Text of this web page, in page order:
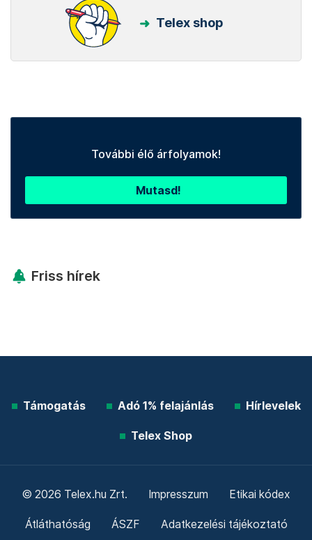
Telex shop
További élő árfolyamok!
Mutasd!
Friss hírek
Támogatás Adó 1% felajánlás Hírlevelek
Telex Shop
© 2026 Telex.hu Zrt. Impresszum Etikai kódex
Átláthatóság ÁSZF Adatkezelési tájékoztató